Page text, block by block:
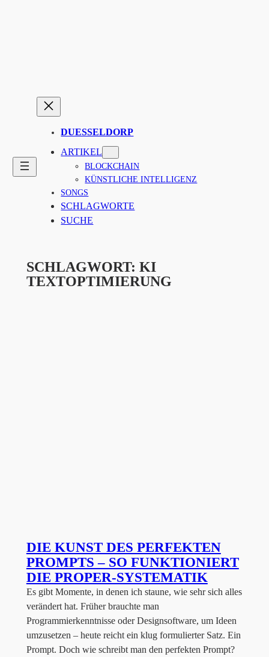
DUESSELDORP
ARTIKEL
BLOCKCHAIN
KÜNSTLICHE INTELLIGENZ
SONGS
SCHLAGWORTE
SUCHE
SCHLAGWORT: KI
TEXTOPTIMIERUNG
DIE KUNST DES PERFEKTEN
PROMPTS – SO FUNKTIONIERT
DIE PROPER-SYSTEMATIK
Es gibt Momente, in denen ich staune, wie sehr sich alles
verändert hat. Früher brauchte man
Programmierkenntnisse oder Designsoftware, um Ideen
umzusetzen – heute reicht ein klug formulierter Satz. Ein
Prompt. Doch wie schreibt man den perfekten Prompt?